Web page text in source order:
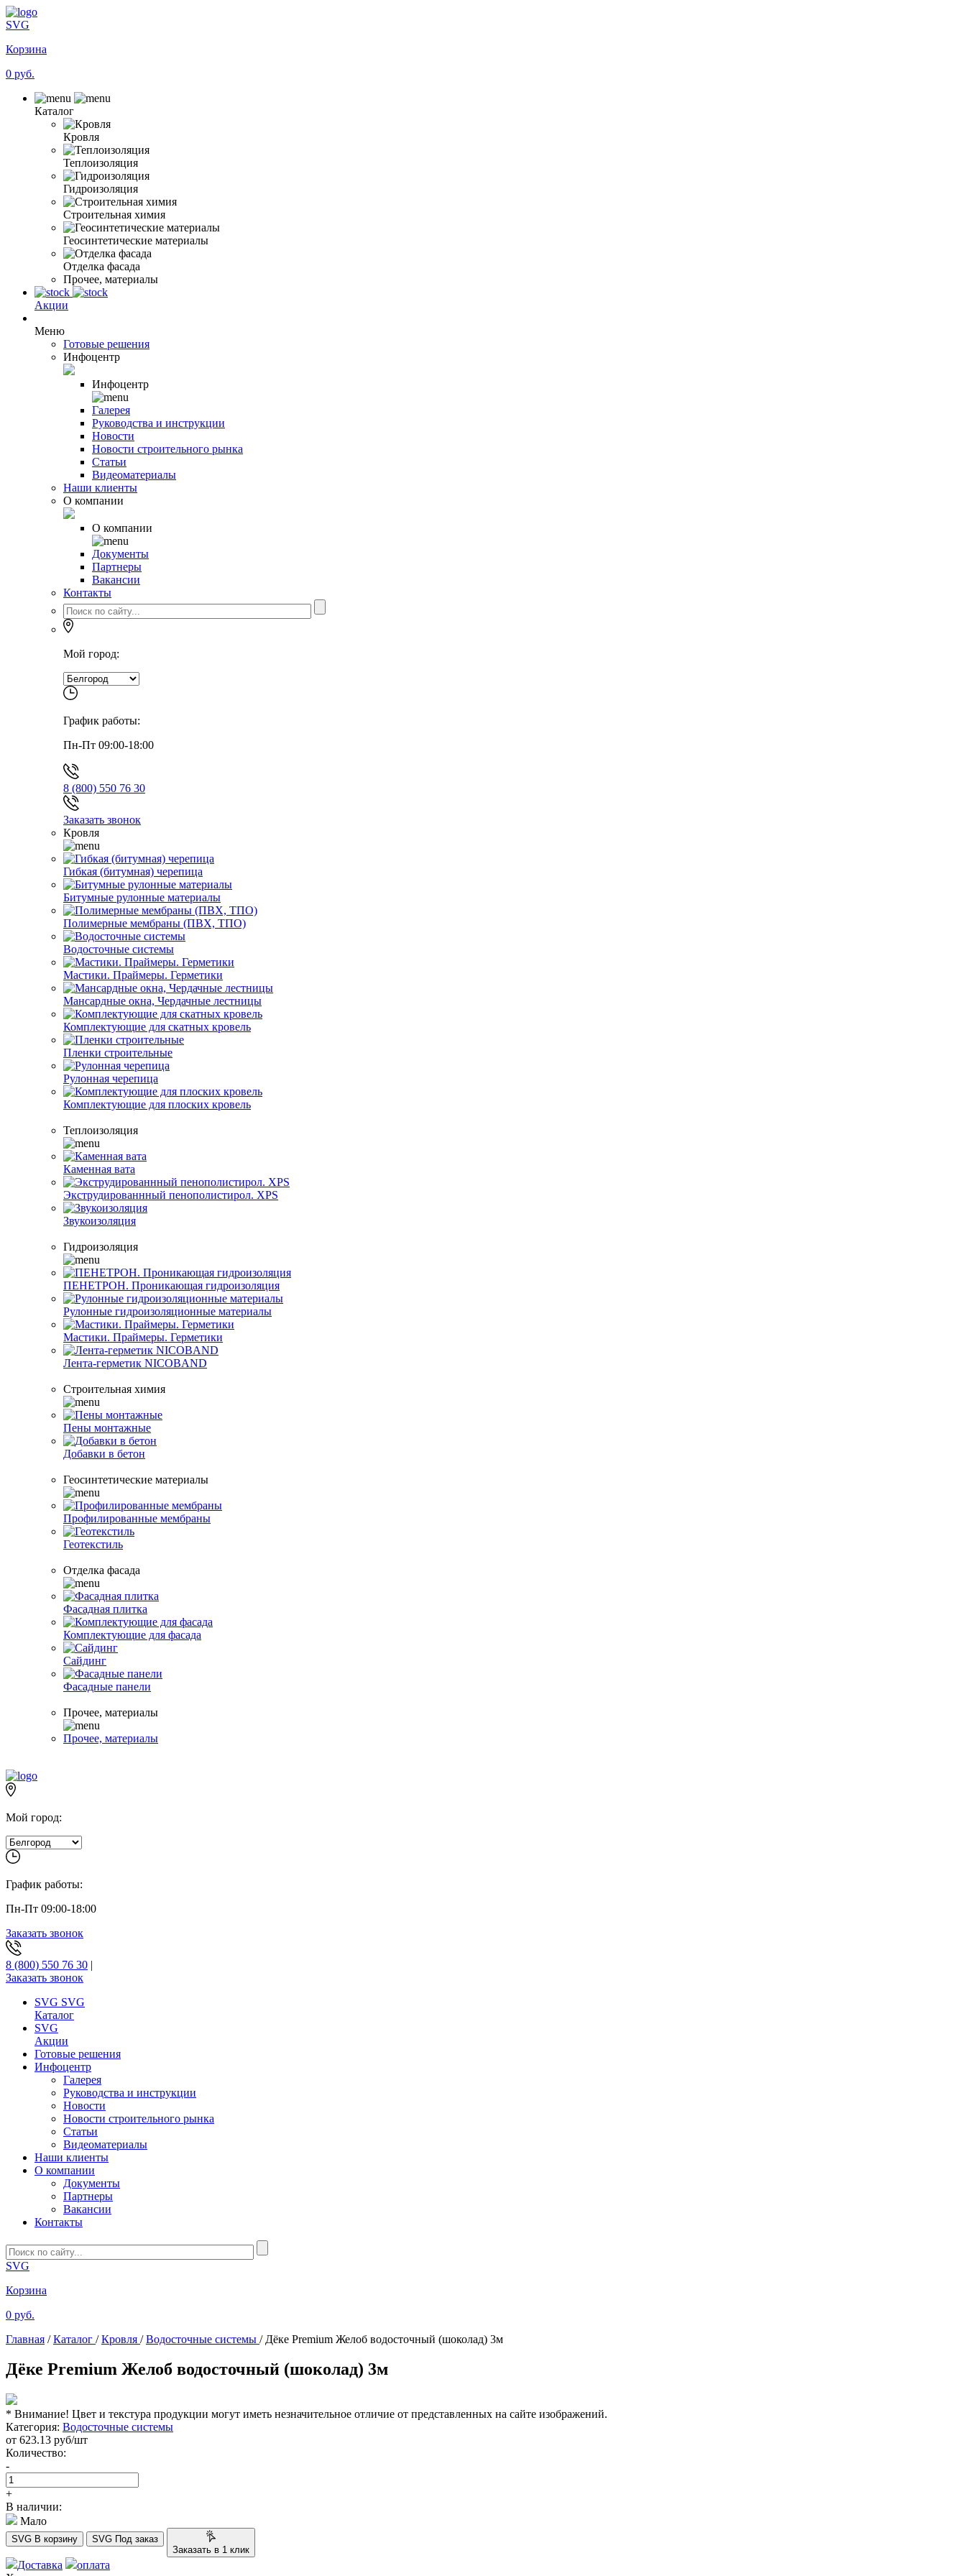
SVG
Корзина
0 руб.
Каталог
Кровля
Теплоизоляция
Гидроизоляция
Строительная химия
Геосинтетические материалы
Отделка фасада
Прочее, материалы
Акции
Меню
Готовые решения
Инфоцентр
Инфоцентр
Галерея
Руководства и инструкции
Новости
Новости строительного рынка
Статьи
Видеоматериалы
Наши клиенты
О компании
О компании
Документы
Партнеры
Вакансии
Контакты
Мой город:
График работы:
Пн-Пт 09:00-18:00
8 (800) 550 76 30
Заказать звонок
Кровля
Гибкая (битумная) черепица
Битумные рулонные материалы
Полимерные мембраны (ПВХ, ТПО)
Водосточные системы
Мастики. Праймеры. Герметики
Мансардные окна, Чердачные лестницы
Комплектующие для скатных кровель
Пленки строительные
Рулонная черепица
Комплектующие для плоских кровель
Теплоизоляция
Каменная вата
Экструдированнный пенополистирол. XPS
Звукоизоляция
Гидроизоляция
ПЕНЕТРОН. Проникающая гидроизоляция
Рулонные гидроизоляционные материалы
Мастики. Праймеры. Герметики
Лента-герметик NICOBAND
Строительная химия
Пены монтажные
Добавки в бетон
Геосинтетические материалы
Профилированные мембраны
Геотекстиль
Отделка фасада
Фасадная плитка
Комплектующие для фасада
Сайдинг
Фасадные панели
Прочее, материалы
Прочее, материалы
Мой город:
График работы:
Пн-Пт 09:00-18:00
Заказать звонок
8 (800) 550 76 30 |
Заказать звонок
SVG SVG
Каталог
SVG
Акции
Готовые решения
Инфоцентр
Галерея
Руководства и инструкции
Новости
Новости строительного рынка
Статьи
Видеоматериалы
Наши клиенты
О компании
Документы
Партнеры
Вакансии
Контакты
SVG
Корзина
0 руб.
Главная / Каталог / Кровля / Водосточные системы / Дёке Premium Желоб водосточный (шоколад) 3м
Дёке Premium Желоб водосточный (шоколад) 3м
* Внимание! Цвет и текстура продукции могут иметь незначительное отличие от представленных на сайте изображений.
Категория: Водосточные системы
от 623.13 руб/шт
Количество:
-
+
В наличии:
Мало
SVG В корзину SVG Под заказ
Заказать в 1 клик
Доставка
оплата